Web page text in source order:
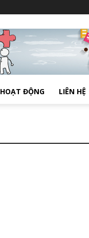
HOẠT ĐỘNG LIÊN HỆ